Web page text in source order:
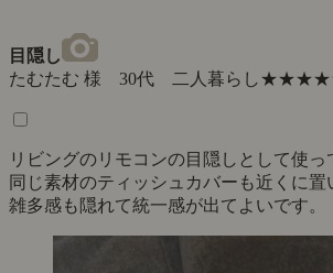
目隠し
たむたむ 様 30代 二人暮らし
リビングのリモコンの目隠しとして使っ
同じ素材のティッシュカバーも近くに
雑多感も隠れて統一感が出てよいです。